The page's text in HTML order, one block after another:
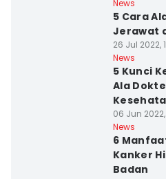
News
5 Cara
Jerawat
26 Jul 2022,
News
5 Kunci
Ala
06 Jun
News
6
Kanker
Badan